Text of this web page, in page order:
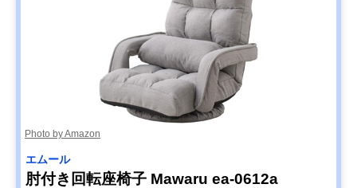
Photo by Amazon
エムール
肘付き回転座椅子 Mawaru ea-0612a